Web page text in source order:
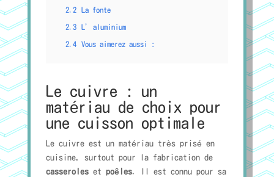
2.2 La fonte
2.3 L’aluminium
2.4 Vous aimerez aussi :
Le cuivre : un
matériau de choix pour
une cuisson optimale
Le cuivre est un matériau très prisé en
cuisine, surtout pour la fabrication de
casseroleset poêles. Il est connu pour sa